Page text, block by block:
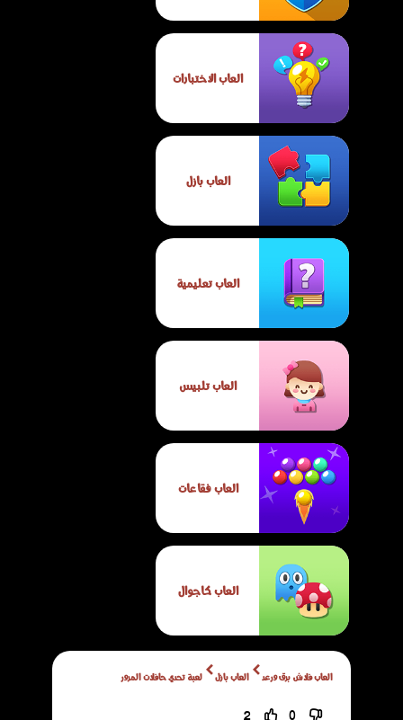
العاب الاختبارات
العاب بازل
العاب تعليمية
العاب تلبيس
العاب فقاعات
العاب كاجوال
العاب فلاش برق ورعد العاب بازل لعبة تحدي حافلات المرور
0
2